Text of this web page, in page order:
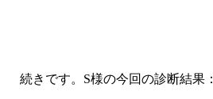
続きです。S様の今回の診断結果：